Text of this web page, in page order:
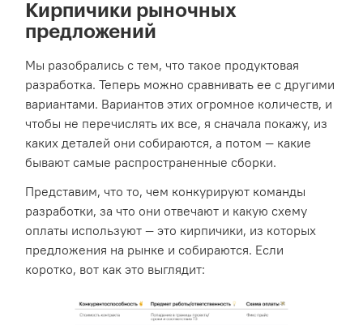
Кирпичики рыночных
предложений
Мы разобрались с тем, что такое продуктовая
разработка. Теперь можно сравнивать ее с другими
вариантами. Вариантов этих огромное количеств, и
чтобы не перечислять их все, я сначала покажу, из
каких деталей они собираются, а потом — какие
бывают самые распространенные сборки.
Представим, что то, чем конкурируют команды
разработки, за что они отвечают и какую схему
оплаты используют — это кирпичики, из которых
предложения на рынке и собираются. Если
коротко, вот как это выглядит: